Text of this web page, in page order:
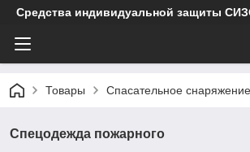
Средства индивидуальной защиты
Товары Спасательное снаряжение
Спецодежда пожарного